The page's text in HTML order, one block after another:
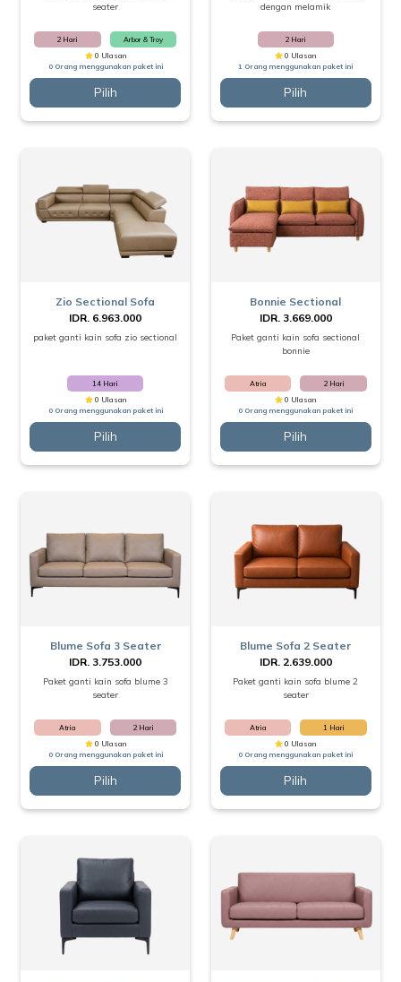
seater
2 Hari
Arbor & Troy
0 Ulasan
0 Orang menggunakan paket ini
Pilih
dengan melamik
2 Hari
0 Ulasan
1 Orang menggunakan paket ini
Pilih
Zio Sectional Sofa
IDR. 6.963.000
paket ganti kain sofa zio sectional
14 Hari
0 Ulasan
0 Orang menggunakan paket ini
Pilih
Bonnie Sectional
IDR. 3.669.000
Paket ganti kain sofa sectional
bonnie
Atria
2 Hari
0 Ulasan
0 Orang menggunakan paket ini
Pilih
Blume Sofa 3 Seater
IDR. 3.753.000
Paket ganti kain sofa blume 3
seater
Atria
2 Hari
0 Ulasan
0 Orang menggunakan paket ini
Pilih
Blume Sofa 2 Seater
IDR. 2.639.000
Paket ganti kain sofa blume 2
seater
Atria
1 Hari
0 Ulasan
0 Orang menggunakan paket ini
Pilih